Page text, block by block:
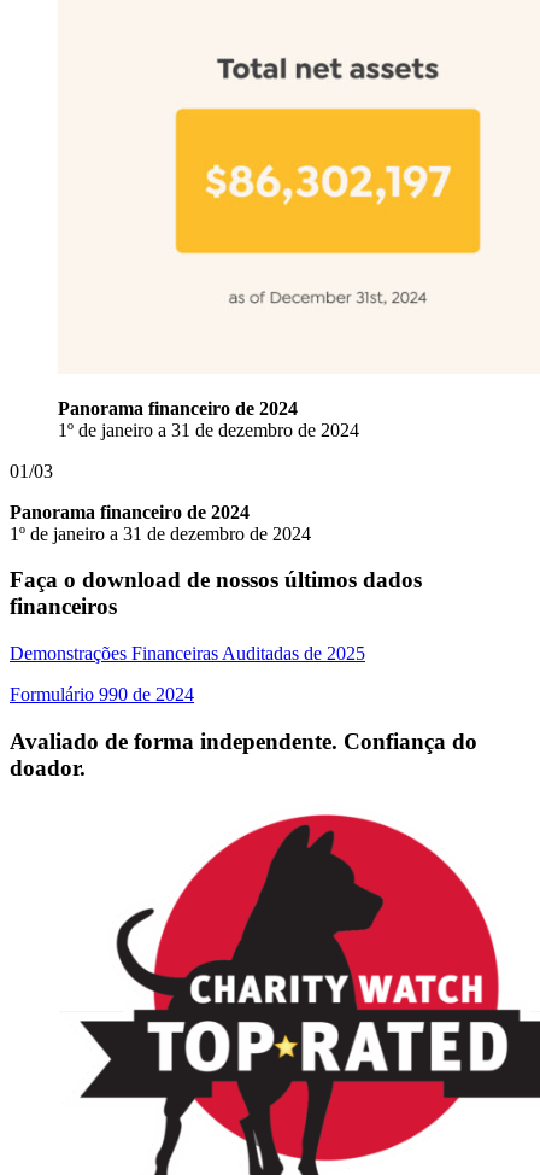
Panorama financeiro de 2024
1º de janeiro a 31 de dezembro de 2024
01/03
Panorama financeiro de 2024
1º de janeiro a 31 de dezembro de 2024
Faça o download de nossos últimos dados
financeiros
Demonstrações Financeiras Auditadas de 2025
Formulário 990 de 2024
Avaliado de forma independente. Confiança do
doador.